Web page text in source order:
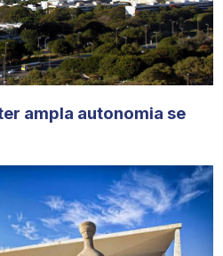
ampla autonomia se